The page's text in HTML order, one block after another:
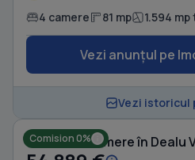
4 camere 81 mp 1.594
Vezi anunțul pe
Vezi istoricul
Comision 0%
Casă cu 4 camere în Dealu